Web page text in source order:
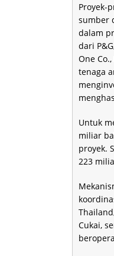
Proyek-
sumber
dalam
dari
One
tenaga
Untuk
miliar
proyek.
223
Cukai,